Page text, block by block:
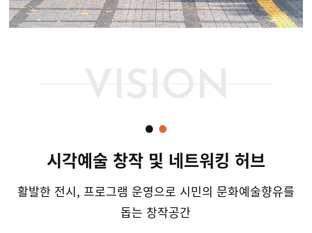
시각예술 창작 및 네트워킹 허브
활발한 전시, 프로그램 운영으로 시민의 문화예술향유를
돕는 창작공간